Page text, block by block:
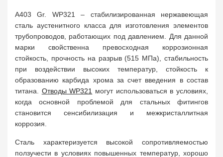
A403 Gr. WP321 – стабилизированная нержавеющая
сталь аустенитного класса для изготовления элементов
трубопроводов, работающих под давлением. Для данной
марки свойственна превосходная коррозионная
стойкость, прочность на разрыв (515 МПа), стабильность
при воздействии высоких температур, стойкость к
образованию карбида хрома за счет введения в состав
титана. Отводы WP321
могут использоваться в условиях,
когда основной проблемой для стальных фитингов
становится сенсибилизация и межкристаллитная
коррозия.
Сталь характеризуется высокой сопротивляемостью
ползучести в условиях повышенных температур, хорошо